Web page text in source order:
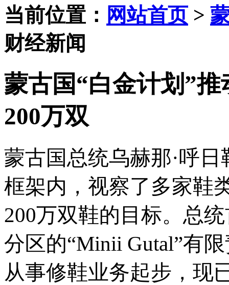
当前位置： 网站首页>
财经新闻
蒙古国“白金计划”
200万双
蒙古国总统乌赫那·呼
框架内，视察了多家鞋
200万双鞋的目标。总
分区的“Minii Gutal”有
从事修鞋业务起步，现